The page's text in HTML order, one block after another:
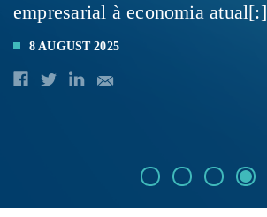
empresarial à economia atual[:]
8 AUGUST 2025